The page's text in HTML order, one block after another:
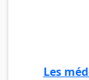
Les